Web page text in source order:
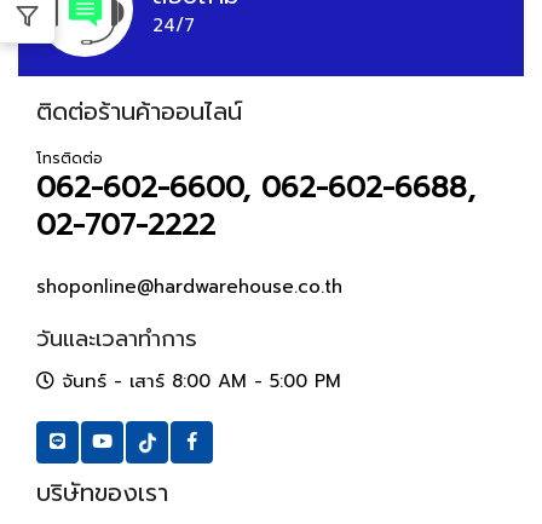
24/7
ติดต่อร้านค้าออนไลน์
โทรติดต่อ
062-602-6600, 062-602-6688,
02-707-2222
shoponline@hardwarehouse.co.th
วันและเวลาทำการ
จันทร์ - เสาร์ 8:00 AM - 5:00 PM
บริษัทของเรา